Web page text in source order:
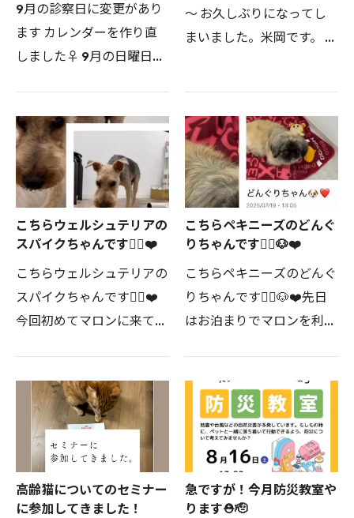
9月の診察日に変更があり
ます カレンダーを作り直
しました♀ 9月の日曜日診
なります 病院の都合で、
第３土曜日は午後のみの診
察となります♀ 土曜の午…
～ お久しぶりになってし
まいました。米岡です。 先
にいらっしゃったのでご紹
介します。 こちら、排…
こちらウェルシュテリアの
スパイクちゃんです💁‍♀️❤️
こちらウェルシュテリアの
スパイクちゃんです💁‍♀️❤️
今回初めてマロンに来てく
す😳その前にもう一度スパ
イクちゃんをかっこよくし
たいとまた予約をしてく
だ…
こちらペキニーズのどんぐ
りちゃんです💁‍♀️🐶❤️
こちらペキニーズのどんぐ
りちゃんです💁‍♀️🐶❤️先日
はお泊まりでマロンを利用
を希望とのことで、先天性
心疾患を持っているどんぐ
りちゃんと飼い主様の不…
高齢猫についてのセミナー
に参加してきました！
急ですが！今月防災教室や
ります⛑️🫡